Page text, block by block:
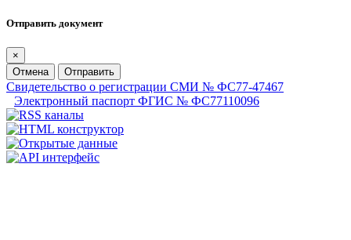
Отправить документ
×
Отмена
Отправить
Свидетельство о регистрации СМИ № ФС77-47467
Электронный паспорт ФГИС № ФС77110096